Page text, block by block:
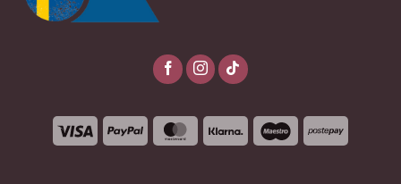
Visa PayPal MasterCard
Klarna Maestro